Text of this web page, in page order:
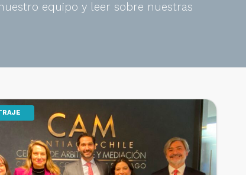
equipo y leer sobre nuestras